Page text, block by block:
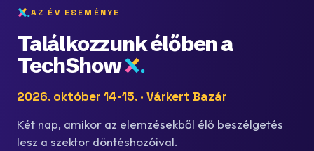
AZ ÉV ESEMÉNYE
Találkozzunk élőben a
TechShow
2026. október 14-15. · Várkert Bazár
Két nap, amikor az elemzésekből élő beszélgetés
lesz a szektor döntéshozóival.